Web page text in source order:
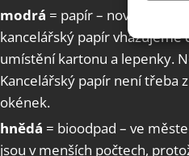
modrá = papír – noviny,
kancelářský papír
umístění kartonu a lepenky.
Kancelářský papír není třeba
okének.
hnědá = bioodpad – ve
jsou v menších počtech,